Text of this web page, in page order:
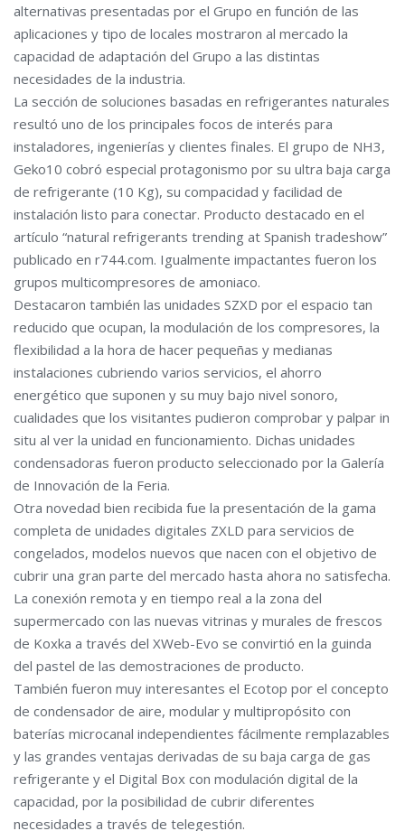
alternativas presentadas por el Grupo en función de las
aplicaciones y tipo de locales mostraron al mercado la
capacidad de adaptación del Grupo a las distintas
necesidades de la industria.
La sección de soluciones basadas en refrigerantes naturales
resultó uno de los principales focos de interés para
instaladores, ingenierías y clientes finales. El grupo de NH3,
Geko10 cobró especial protagonismo por su ultra baja carga
de refrigerante (10 Kg), su compacidad y facilidad de
instalación listo para conectar. Producto destacado en el
artículo “natural refrigerants trending at Spanish tradeshow”
publicado en r744.com. Igualmente impactantes fueron los
grupos multicompresores de amoniaco.
Destacaron también las unidades SZXD por el espacio tan
reducido que ocupan, la modulación de los compresores, la
flexibilidad a la hora de hacer pequeñas y medianas
instalaciones cubriendo varios servicios, el ahorro
energético que suponen y su muy bajo nivel sonoro,
cualidades que los visitantes pudieron comprobar y palpar in
situ al ver la unidad en funcionamiento. Dichas unidades
condensadoras fueron producto seleccionado por la Galería
de Innovación de la Feria.
Otra novedad bien recibida fue la presentación de la gama
completa de unidades digitales ZXLD para servicios de
congelados, modelos nuevos que nacen con el objetivo de
cubrir una gran parte del mercado hasta ahora no satisfecha.
La conexión remota y en tiempo real a la zona del
supermercado con las nuevas vitrinas y murales de frescos
de Koxka a través del XWeb-Evo se convirtió en la guinda
del pastel de las demostraciones de producto.
También fueron muy interesantes el Ecotop por el concepto
de condensador de aire, modular y multipropósito con
baterías microcanal independientes fácilmente remplazables
y las grandes ventajas derivadas de su baja carga de gas
refrigerante y el Digital Box con modulación digital de la
capacidad, por la posibilidad de cubrir diferentes
necesidades a través de telegestión.